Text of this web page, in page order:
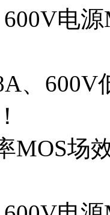
电
、
MOS场